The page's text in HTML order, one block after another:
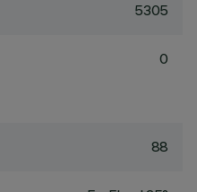
5305
0
88